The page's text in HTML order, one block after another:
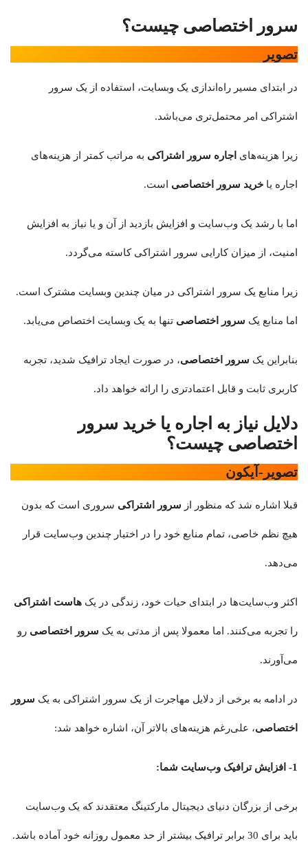
سرور اختصاصی چیست؟
تصویر
در ابتدای مسیر راه‌اندازی یک وبسایت، استفاده از یک سرور
اشتراکی امر محتمل‌تری می‌باشد.
زیرا هزینه‌های اجاره سرور اشتراکی به مراتب کمتر از هزینه‌های
اجاره یا خرید سرور اختصاصی است.
اما با رشد یک وب‌سایت و افزایش بازدید از آن و یا نیاز به افزایش
امنیت، از میزان کارایی سرور اشتراکی کاسته می‌گردد.
زیرا منابع یک سرور اشتراکی در میان چندین وبسایت مشترک است.
اما منابع یک سرور اختصاصی تنها به یک وبسایت اختصاص می‌یابد.
بنابراین یک سرور اختصاصی، در صورت ایجاد ترافیک شدید، تجربه
کاربری ثابت و قابل اعتمادتری را ارائه خواهد داد.
دلایل نیاز به اجاره یا خرید سرور
اختصاصی چیست؟
تصویر-آیکون
قبلا اشاره شد که منظور از سرور اشتراکی سروری است که بدون
هیچ نظم خاصی، تمام منابع خود را در اختیار چندین وب‌سایت قرار
می‌دهد.
اکثر وب‌سایت‌ها در ابتدای حیات خود، زندگی در یک هاست اشتراکی
را تجربه می‌کنند. اما معمولا پس از مدتی به یک سرور اختصاصی رو
می‌آورند.
در ادامه به برخی از دلایل مهاجرت از یک سرور اشتراکی به یک سرور
اختصاصی، علی‌رغم هزینه‌های بالاتر آن، اشاره خواهد شد:
1- افزایش ترافیک وب‌سایت شما:
برخی از بزرگان دنیای دیجیتال مارکتینگ معتقدند که یک وب‌سایت
باید برای 30 برابر ترافیک بیشتر از حد معمول روزانه خود آماده باشد.